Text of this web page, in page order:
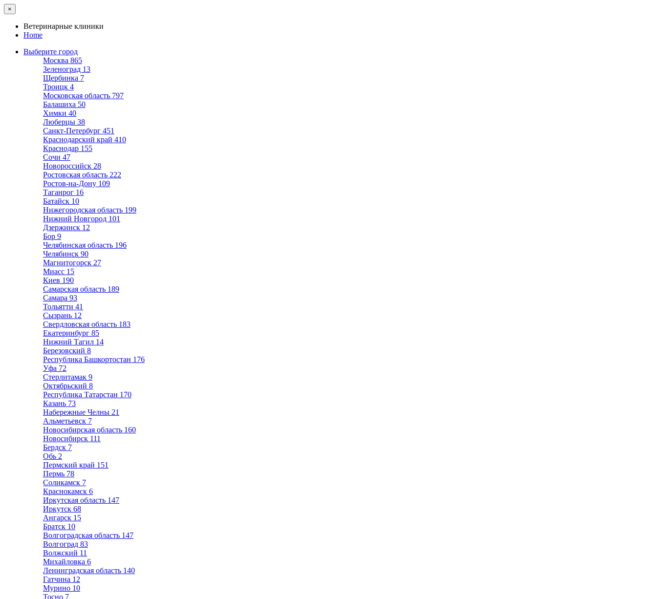
×
Ветеринарные клиники
Home
Выберите город
Москва 865
Зеленоград 13
Щербинка 7
Троицк 4
Московская область 797
Балашиха 50
Химки 40
Люберцы 38
Санкт-Петербург 451
Краснодарский край 410
Краснодар 155
Сочи 47
Новороссийск 28
Ростовская область 222
Ростов-на-Дону 109
Таганрог 16
Батайск 10
Нижегородская область 199
Нижний Новгород 101
Дзержинск 12
Бор 9
Челябинская область 196
Челябинск 90
Магнитогорск 27
Миасс 15
Киев 190
Самарская область 189
Самара 93
Тольятти 41
Сызрань 12
Свердловская область 183
Екатеринбург 85
Нижний Тагил 14
Березовский 8
Республика Башкортостан 176
Уфа 72
Стерлитамак 9
Октябрьский 8
Республика Татарстан 170
Казань 73
Набережные Челны 21
Альметьевск 7
Новосибирская область 160
Новосибирск 111
Бердск 7
Обь 2
Пермский край 151
Пермь 78
Соликамск 7
Краснокамск 6
Иркутская область 147
Иркутск 68
Ангарск 15
Братск 10
Волгоградская область 147
Волгоград 83
Волжский 11
Михайловка 6
Ленинградская область 140
Гатчина 12
Мурино 10
Тосно 7